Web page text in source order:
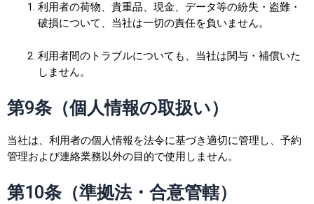
利用者の荷物、貴重品、現金、データ等の紛失・盗難・
破損について、当社は一切の責任を負いません。
利用者間のトラブルについても、当社は関与・補償いた
しません。
第9条（個人情報の取扱い）
当社は、利用者の個人情報を法令に基づき適切に管理し、予約
管理および連絡業務以外の目的で使用しません。
第10条（準拠法・合意管轄）